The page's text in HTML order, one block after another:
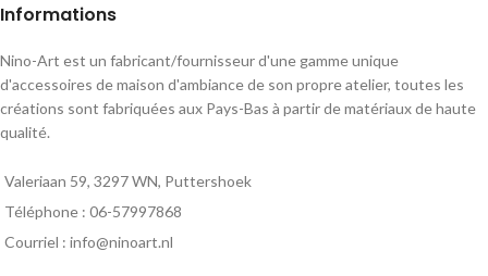
Informations
Nino-Art est un fabricant/fournisseur d'une gamme unique
d'accessoires de maison d'ambiance de son propre atelier, toutes les
créations sont fabriquées aux Pays-Bas à partir de matériaux de haute
qualité.
Valeriaan 59, 3297 WN, Puttershoek
Téléphone : 06-57997868
Courriel : info@ninoart.nl